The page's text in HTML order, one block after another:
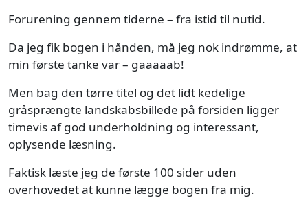
Forurening gennem tiderne – fra istid til nutid.
Da jeg fik bogen i hånden, må jeg nok indrømme, at
min første tanke var – gaaaaab!
Men bag den tørre titel og det lidt kedelige
gråsprængte landskabsbillede på forsiden ligger
timevis af god underholdning og interessant,
oplysende læsning.
Faktisk læste jeg de første 100 sider uden
overhovedet at kunne lægge bogen fra mig.